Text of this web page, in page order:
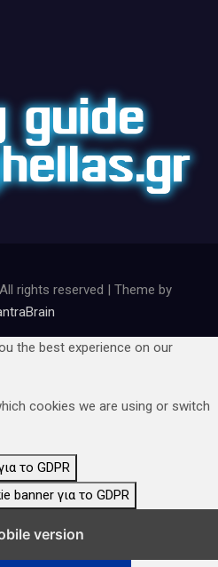
rights reserved | Theme by
the best experience on our
cookies we are using or switch
το GDPR
banner για το GDPR
version